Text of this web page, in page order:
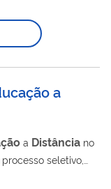
a
a Distância no
seletivo,
deste serviço.